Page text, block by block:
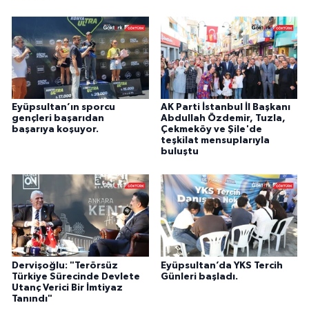
Eyüpsultan’ın sporcu
gençleri başarıdan
başarıya koşuyor.
AK Parti İstanbul İl Başkanı
Abdullah Özdemir, Tuzla,
Çekmeköy ve Şile'de
teşkilat mensuplarıyla
buluştu
Dervişoğlu: "Terörsüz
Türkiye Sürecinde Devlete
Utanç Verici Bir İmtiyaz
Tanındı"
Eyüpsultan’da YKS Tercih
Günleri başladı.